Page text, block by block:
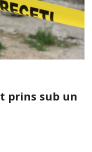
prins sub un